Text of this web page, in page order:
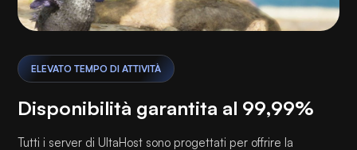
ELEVATO TEMPO DI ATTIVITÀ
Disponibilità garantita al 99,99%
Tutti i server di UltaHost sono progettati per offrire la